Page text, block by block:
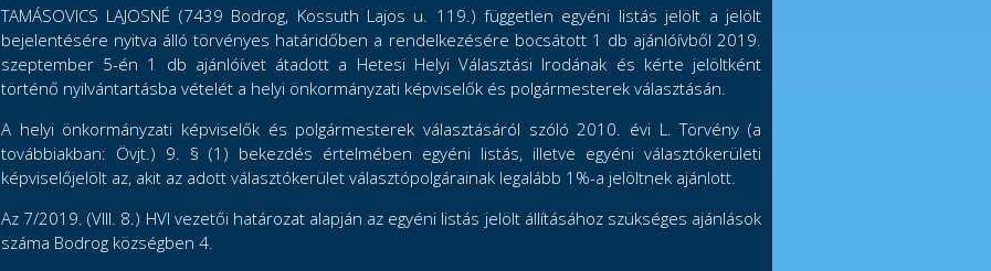
TAMÁSOVICS LAJOSNÉ (7439 Bodrog, Kossuth Lajos u. 119.) független egyéni listás jelölt a jelölt
bejelentésére nyitva álló törvényes határidőben a rendelkezésére bocsátott 1 db ajánlóívből 2019.
szeptember 5-én 1 db ajánlóívet átadott a Hetesi Helyi Választási Irodának és kérte jelöltként
történő nyilvántartásba vételét a helyi önkormányzati képviselők és polgármesterek választásán.
A helyi önkormányzati képviselők és polgármesterek választásáról szóló 2010. évi L. Törvény (a
továbbiakban: Övjt.) 9. § (1) bekezdés értelmében egyéni listás, illetve egyéni választókerületi
képviselőjelölt az, akit az adott választókerület választópolgárainak legalább 1%-a jelöltnek ajánlott.
Az 7/2019. (VIII. 8.) HVI vezetői határozat alapján az egyéni listás jelölt állításához szükséges ajánlások
száma Bodrog községben 4.